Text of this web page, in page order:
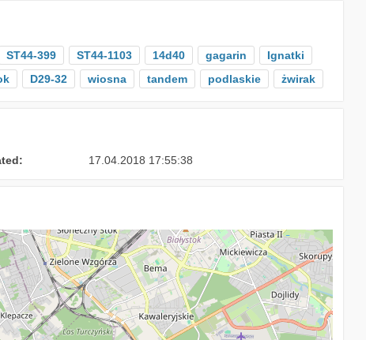
ST44-399 ST44-1103 14d40 gagarin
Ignatki
D29-32 wiosna tandem podlaskie żwirak
17.04.2018 17:55:38